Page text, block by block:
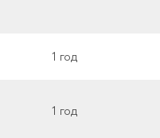
1 год
1 год